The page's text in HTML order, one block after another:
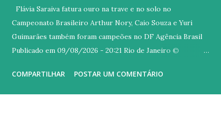
Flávia Saraiva fatura ouro na trave e no solo no
Campeonato Brasileiro Arthur Nory, Caio Souza e Yuri
Guimarães também foram campeões no DF Agência Brasil
Publicado em 09/08/2026 - 20:21 Rio de Janeiro ©
carioca Flávia Saraiva arrebatou o público do Ginásio Nilson
COMPARTILHAR POSTAR UM COMENTÁRIO